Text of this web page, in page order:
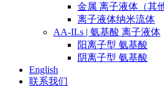
金属 离子液体（其
离子液体纳米流体
AA-ILs | 氨基酸 离子液体
阳离子型 氨基酸
阴离子型 氨基酸
English
联系我们